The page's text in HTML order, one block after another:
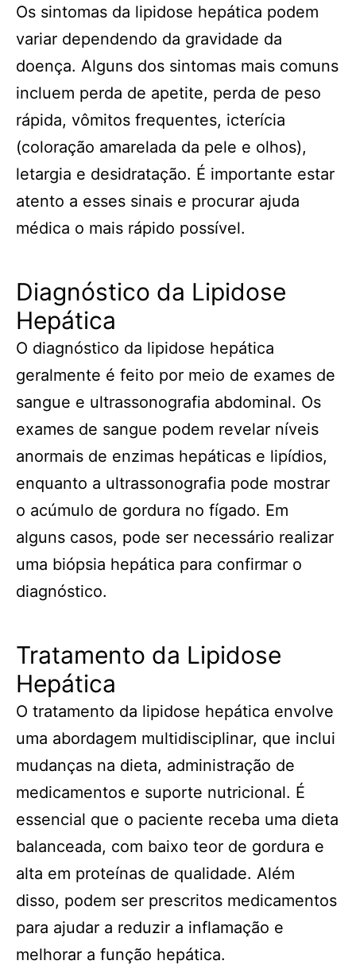
Os sintomas da lipidose hepática podem
variar dependendo da gravidade da
doença. Alguns dos sintomas mais comuns
incluem perda de apetite, perda de peso
rápida, vômitos frequentes, icterícia
(coloração amarelada da pele e olhos),
letargia e desidratação. É importante estar
atento a esses sinais e procurar ajuda
médica o mais rápido possível.
Diagnóstico da Lipidose
Hepática
O diagnóstico da lipidose hepática
geralmente é feito por meio de exames de
sangue e ultrassonografia abdominal. Os
exames de sangue podem revelar níveis
anormais de enzimas hepáticas e lipídios,
enquanto a ultrassonografia pode mostrar
o acúmulo de gordura no fígado. Em
alguns casos, pode ser necessário realizar
uma biópsia hepática para confirmar o
diagnóstico.
Tratamento da Lipidose
Hepática
O tratamento da lipidose hepática envolve
uma abordagem multidisciplinar, que inclui
mudanças na dieta, administração de
medicamentos e suporte nutricional. É
essencial que o paciente receba uma dieta
balanceada, com baixo teor de gordura e
alta em proteínas de qualidade. Além
disso, podem ser prescritos medicamentos
para ajudar a reduzir a inflamação e
melhorar a função hepática.